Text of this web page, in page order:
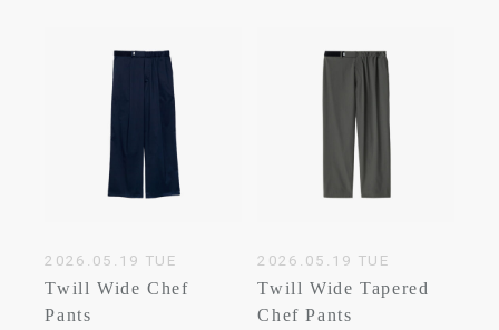
2026.05.19 TUE
Twill Wide Chef
Pants
2026.05.19 TUE
Twill Wide Tapered
Chef Pants